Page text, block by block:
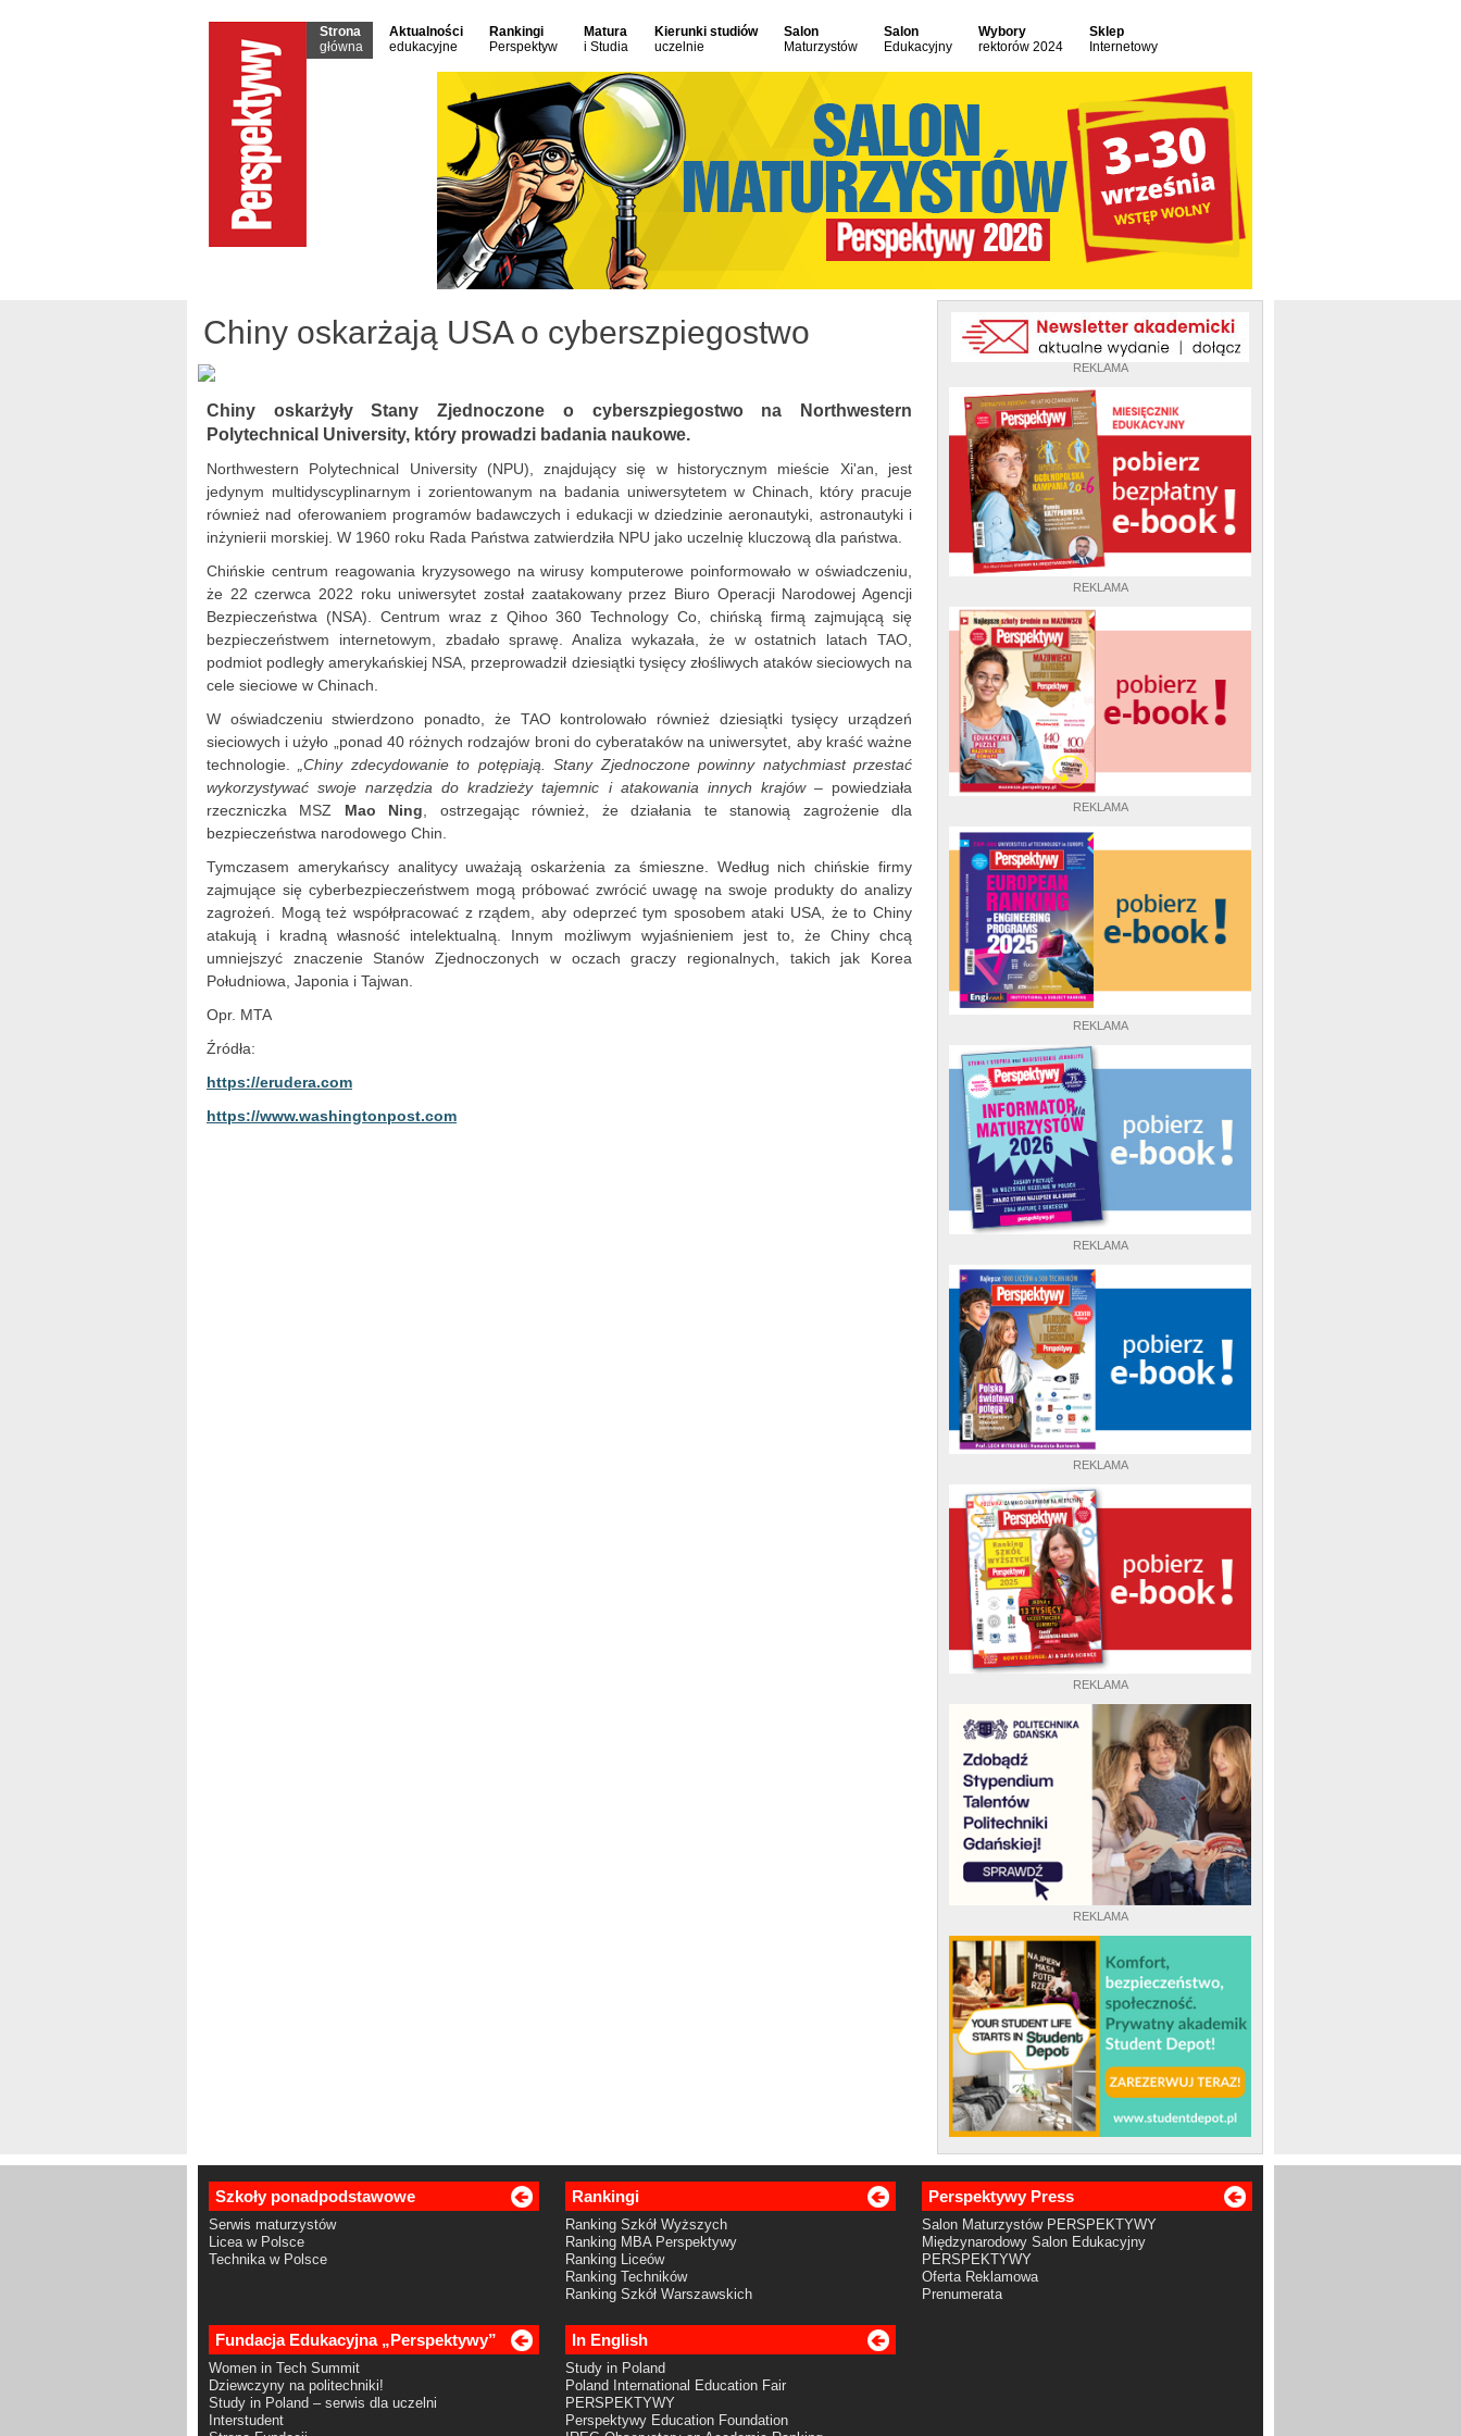
Strona
główna
Aktualności
edukacyjne
Rankingi
Perspektyw
Matura
i Studia
Kierunki studiów
uczelnie
Salon
Maturzystów
Salon
Edukacyjny
Wybory
rektorów 2024
Sklep
Internetowy
REKLAMA
REKLAMA
REKLAMA
REKLAMA
REKLAMA
REKLAMA
REKLAMA
REKLAMA
Chiny oskarżają USA o cyberszpiegostwo
Chiny oskarżyły Stany Zjednoczone o cyberszpiegostwo na Northwestern
Polytechnical University, który prowadzi badania naukowe.
Northwestern Polytechnical University (NPU), znajdujący się w historycznym mieście Xi'an, jest
jedynym multidyscyplinarnym i zorientowanym na badania uniwersytetem w Chinach, który pracuje
również nad oferowaniem programów badawczych i edukacji w dziedzinie aeronautyki, astronautyki i
inżynierii morskiej. W 1960 roku Rada Państwa zatwierdziła NPU jako uczelnię kluczową dla państwa.
Chińskie centrum reagowania kryzysowego na wirusy komputerowe poinformowało w oświadczeniu,
że 22 czerwca 2022 roku uniwersytet został zaatakowany przez Biuro Operacji Narodowej Agencji
Bezpieczeństwa (NSA). Centrum wraz z Qihoo 360 Technology Co, chińską firmą zajmującą się
bezpieczeństwem internetowym, zbadało sprawę. Analiza wykazała, że w ostatnich latach TAO,
podmiot podległy amerykańskiej NSA, przeprowadził dziesiątki tysięcy złośliwych ataków sieciowych na
cele sieciowe w Chinach.
W oświadczeniu stwierdzono ponadto, że TAO kontrolowało również dziesiątki tysięcy urządzeń
sieciowych i użyło „ponad 40 różnych rodzajów broni do cyberataków na uniwersytet, aby kraść ważne
technologie.
„Chiny zdecydowanie to potępiają.
Stany Zjednoczone powinny natychmiast przestać
wykorzystywać swoje narzędzia do kradzieży tajemnic i atakowania innych krajów –powiedziała
rzeczniczka MSZ Mao Ning , ostrzegając również, że działania te stanowią zagrożenie dla
bezpieczeństwa narodowego Chin.
Tymczasem amerykańscy analitycy uważają oskarżenia za śmieszne. Według nich chińskie firmy
zajmujące się cyberbezpieczeństwem mogą próbować zwrócić uwagę na swoje produkty do analizy
zagrożeń. Mogą też współpracować z rządem, aby odeprzeć tym sposobem ataki USA, że to Chiny
atakują i kradną własność intelektualną. Innym możliwym wyjaśnieniem jest to, że Chiny chcą
umniejszyć znaczenie Stanów Zjednoczonych w oczach graczy regionalnych, takich jak Korea
Południowa, Japonia i Tajwan.
Opr. MTA
Źródła:
https://erudera.com
https://www.washingtonpost.com
Szkoły ponadpodstawowe
Serwis maturzystów
Licea w Polsce
Technika w Polsce
Rankingi
Ranking Szkół Wyższych
Ranking MBA Perspektywy
Ranking Liceów
Ranking Techników
Ranking Szkół Warszawskich
Perspektywy Press
Salon Maturzystów PERSPEKTYWY
Międzynarodowy Salon Edukacyjny
PERSPEKTYWY
Oferta Reklamowa
Prenumerata
Fundacja Edukacyjna „Perspektywy”
Women in Tech Summit
Dziewczyny na politechniki!
Study in Poland – serwis dla uczelni
Interstudent
In English
Study in Poland
Poland International Education Fair
PERSPEKTYWY
Perspektywy Education Foundation